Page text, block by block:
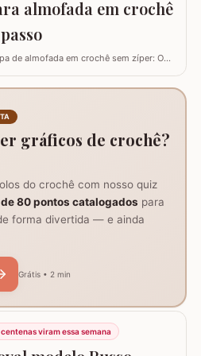
Barroco…
almofada em crochê
de almofada em crochê sem zíper: O
e versátil, usando crochê com fio de
para o projeto: São
fio de algodão nº6, agulha de…
gráficos de crochê?
do crochê com nosso quiz
80 pontos catalogados para
forma divertida — e ainda
Grátis • 2 min
centenas viram essa semana